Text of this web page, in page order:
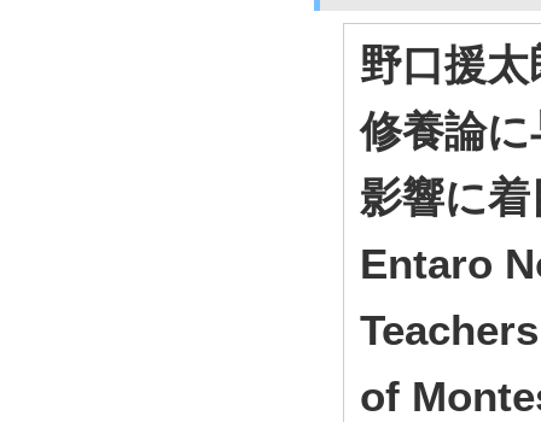
野口援
修養論
影響に
Entaro
of